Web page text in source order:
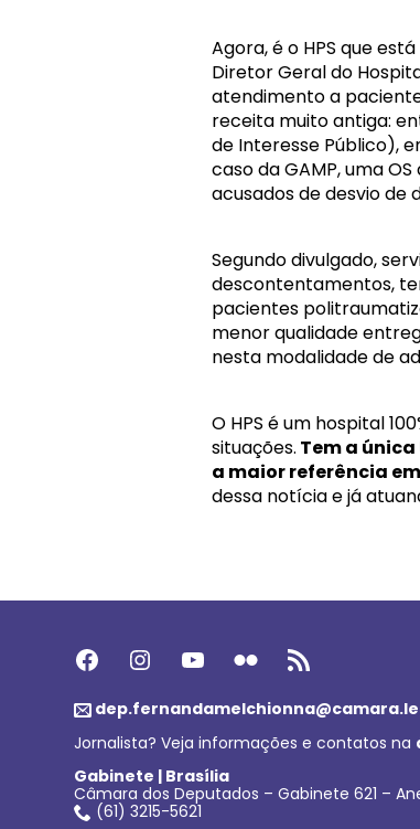
Agora, é o HPS que
Diretor Geral do
atendimento a
receita muito antiga:
de Interesse Público),
caso da GAMP, uma
acusados de desvio de
Segundo divulgado,
descontentamentos,
pacientes
menor qualidade
nesta modalidade de
O HPS é um hospital
situações. Tem a
a maior referência
dessa notícia e já
Facebook Instagram Youtube Flickr Feed RSS
Jornalista? Veja informações e contatos na
Gabinete | Brasília
Câmara dos Deputados – Gabinete 621 –
(61) 3215-5621